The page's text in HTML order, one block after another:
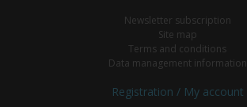
Newsletter subscription
Site map
Terms and conditions
Data management information
Registration / My account